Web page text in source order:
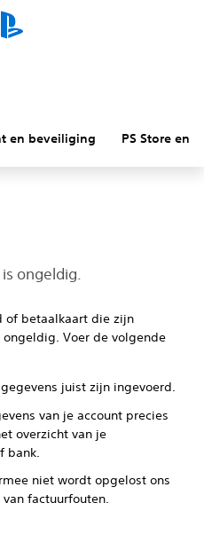
en beveiliging PS Store en
ongeldig.
of betaalkaart die zijn
Voer de volgende
juist zijn ingevoerd.
van je account precies
overzicht van je
bank.
niet wordt opgelost ons
factuurfouten.